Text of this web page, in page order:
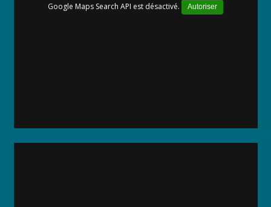
Google Maps Search API est désactivé. Autoriser